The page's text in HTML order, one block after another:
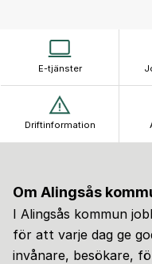
E-tjänster
Driftinformation
Om Alingsås
I Alingsås kommun
för att varje dag ge
invånare, besökare,